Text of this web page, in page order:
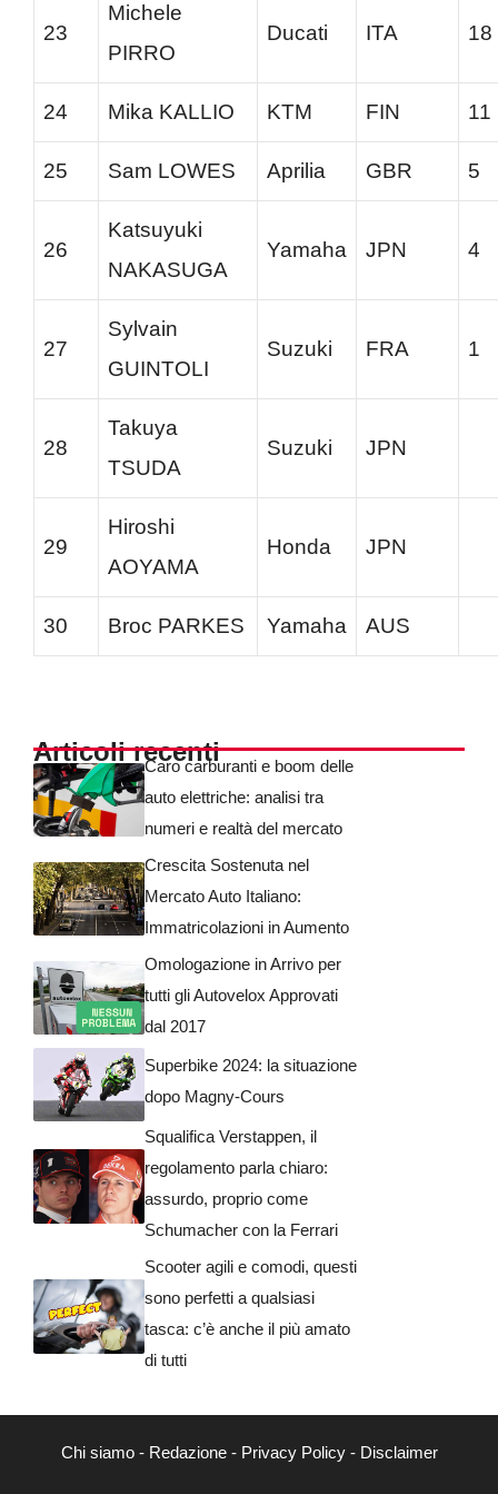
23
Michele
PIRRO
Ducati ITA 18
24 Mika KALLIO KTM FIN 11
25 Sam LOWES Aprilia GBR 5
26
Katsuyuki
NAKASUGA
Yamaha JPN 4
27
Sylvain
GUINTOLI
Suzuki FRA 1
28
Takuya
TSUDA
Suzuki JPN
29
Hiroshi
AOYAMA
Honda JPN
30 Broc PARKES Yamaha AUS
Articoli recentiCaro carburanti e boom delle
auto elettriche: analisi tra
numeri e realtà del mercato
Crescita Sostenuta nel
Mercato Auto Italiano:
Immatricolazioni in Aumento
Omologazione in Arrivo per
tutti gli Autovelox Approvati
dal 2017
Superbike 2024: la situazione
dopo Magny-Cours
Squalifica Verstappen, il
regolamento parla chiaro:
assurdo, proprio come
Schumacher con la Ferrari
Scooter agili e comodi, questi
sono perfetti a qualsiasi
tasca: c’è anche il più amato
di tutti
Chi siamo- Redazione- Privacy Policy- Disclaimer